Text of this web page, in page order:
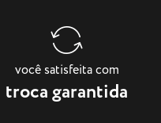
você satisfeita com
troca garantida